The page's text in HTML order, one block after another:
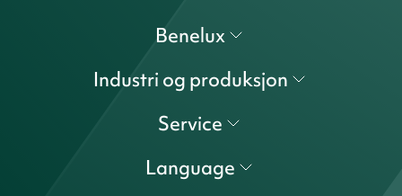
Benelux
Industri og produksjon
Service
Language